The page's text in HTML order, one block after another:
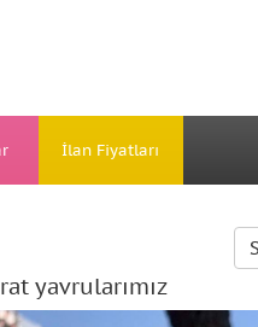
İlan Fiyatları
yavrularımız